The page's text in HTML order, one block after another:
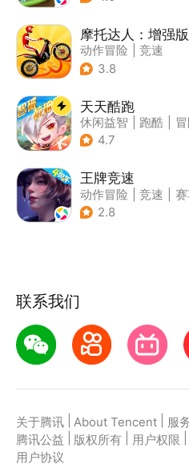
摩托达人：增强版
动作冒险
竞速
| 摩托车
3.8
天天酷跑
休闲益智 跑酷
| 萌系
4.7
王牌竞速
动作冒险 竞速
| 漂移
2.8
联系我们
关于腾讯 About Tencent 服
腾讯公益
版权所有 用户权限
用户协议